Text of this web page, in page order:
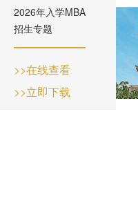
2026年入学MBA
招生专题
>>在线查看
>>立即下载